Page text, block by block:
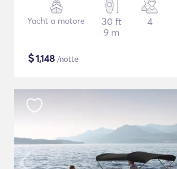
Yacht a motore
30 ft
9 m
4
$1,148 /notte